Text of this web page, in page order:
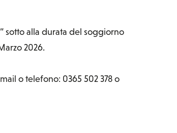
sotto alla durata del soggiorno
2026.
o telefono: 0365 502 378 o